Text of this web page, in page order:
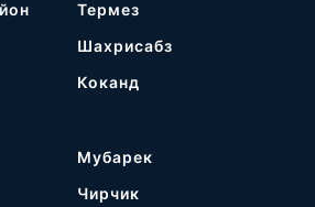
Термез
Шахрисабз
Коканд
Мубарек
Чирчик